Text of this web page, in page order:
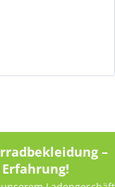
–